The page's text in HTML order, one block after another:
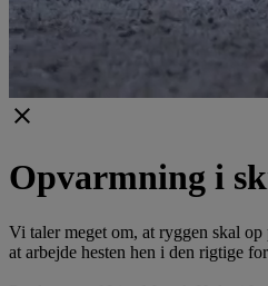
clear
Opvarmning i
Vi taler meget om, at ryggen skal
at arbejde hesten hen i den rigtige